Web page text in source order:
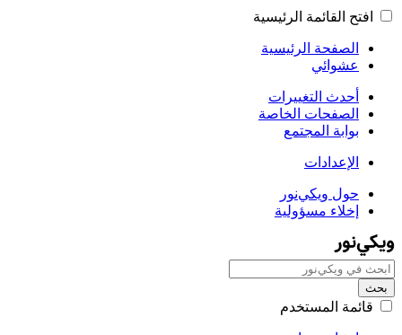
افتح القائمة الرئيسية
الصفحة الرئيسية
عشوائي
أحدث التغييرات
الصفحات الخاصة
بوابة المجتمع
الإعدادات
حول ويکي‌نور
إخلاء مسؤولية
بحث
قائمة المستخدم